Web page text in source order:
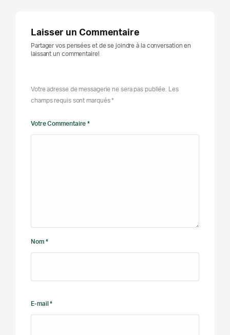
Laisser un Commentaire
Partager vos pensées et de se joindre à la conversation en
laissant un commentaire!
Votre adresse de messagerie ne sera pas publiée. Les
champs requis sont marqués *
Votre Commentaire *
Nom *
E-mail *